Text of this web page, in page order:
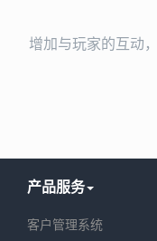
增加与玩家的互动
产品服务
客户管理系统